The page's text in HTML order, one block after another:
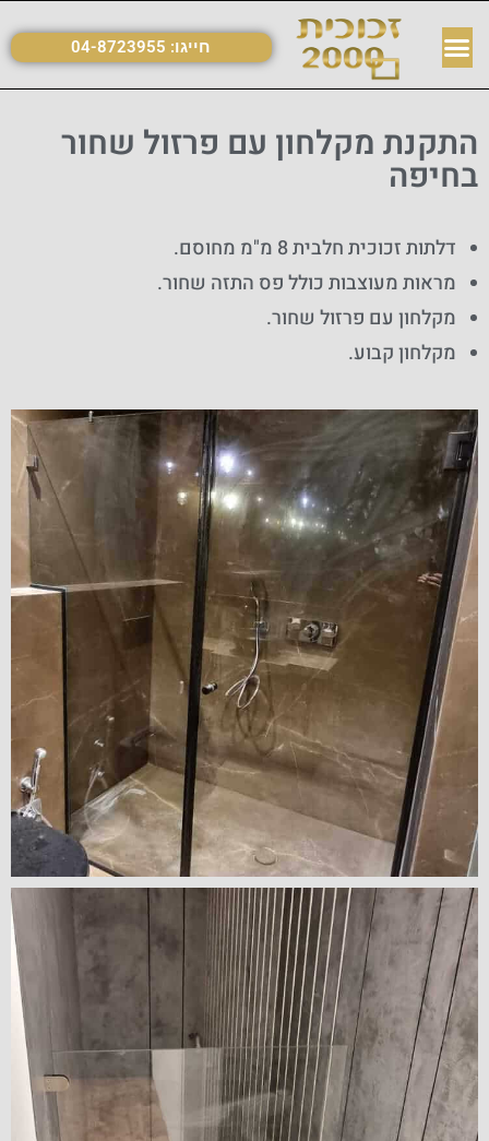
חייגו: 04-8723955
התקנת מקלחון עם פרזול שחור
בחיפה
דלתות זכוכית חלבית 8 מ"מ מחוסם.
מראות מעוצבות כולל פס התזה שחור.
מקלחון עם פרזול שחור.
מקלחון קבוע.